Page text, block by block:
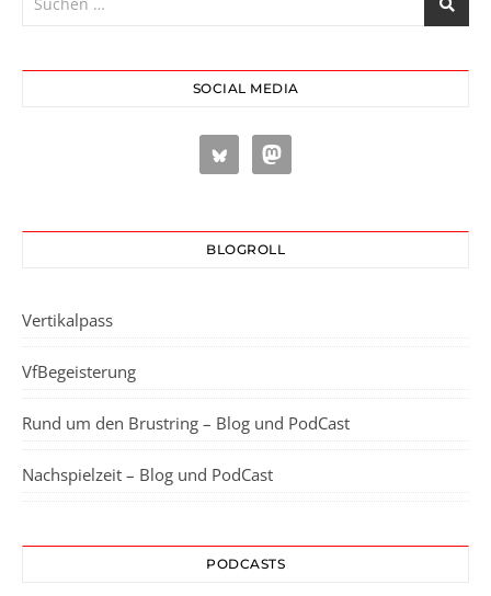
SOCIAL MEDIA
BLOGROLL
Vertikalpass
VfBegeisterung
Rund um den Brustring – Blog und PodCast
Nachspielzeit – Blog und PodCast
PODCASTS